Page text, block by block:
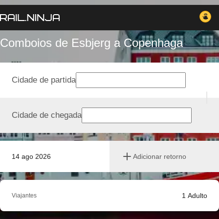
Comboios de Esbjerg a Copenhaga
14 ago 2026 Adicionar retorno
Cidade de partida
Cidade de chegada
Viajantes 1 Adulto